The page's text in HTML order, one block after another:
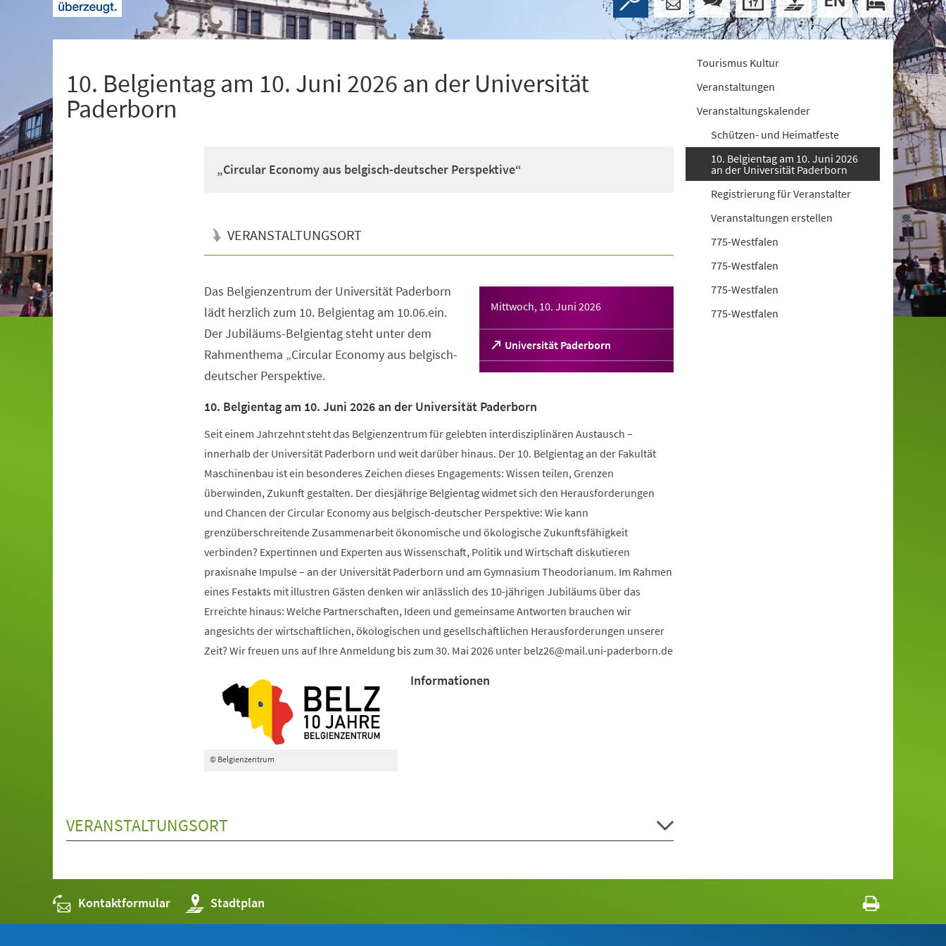
10. Belgientag am 10. Juni 2026 an der Universität
Paderborn
„Circular Economy aus belgisch-deutscher Perspektive“
VERANSTALTUNGSORT
Mittwoch, 10. Juni 2026
Universität Paderborn
(Öffnet
in
einem
Tab)
Das Belgienzentrum der Universität Paderborn
lädt herzlich zum 10. Belgientag am 10.06.ein.
Der Jubiläums-Belgientag steht unter dem
Rahmenthema „Circular Economy aus belgisch-
deutscher Perspektive.
10. Belgientag am 10. Juni 2026 an der Universität Paderborn
Seit einem Jahrzehnt steht das Belgienzentrum für gelebten interdisziplinären Austausch –
innerhalb der Universität Paderborn und weit darüber hinaus. Der 10. Belgientag an der Fakultät
Maschinenbau ist ein besonderes Zeichen dieses Engagements: Wissen teilen, Grenzen
überwinden, Zukunft gestalten. Der diesjährige Belgientag widmet sich den Herausforderungen
und Chancen der Circular Economy aus belgisch-deutscher Perspektive: Wie kann
grenzüberschreitende Zusammenarbeit ökonomische und ökologische Zukunftsfähigkeit
verbinden? Expertinnen und Experten aus Wissenschaft, Politik und Wirtschaft diskutieren
praxisnahe Impulse – an der Universität Paderborn und am Gymnasium Theodorianum. Im Rahmen
eines Festakts mit illustren Gästen denken wir anlässlich des 10-jährigen Jubiläums über das
Erreichte hinaus: Welche Partnerschaften, Ideen und gemeinsame Antworten brauchen wir
angesichts der wirtschaftlichen, ökologischen und gesellschaftlichen Herausforderungen unserer
Zeit? Wir freuen uns auf Ihre Anmeldung bis zum 30. Mai 2026 unter belz26 mail.uni-paderborn de
© Belgienzentrum
Informationen
VERANSTALTUNGSORT
Tourismus Kultur
Veranstaltungen
Veranstaltungskalender
Schützen- und Heimatfeste
10. Belgientag am 10. Juni 2026
an der Universität Paderborn
Registrierung für Veranstalter
Veranstaltungen erstellen
775-Westfalen
775-Westfalen
775-Westfalen
775-Westfalen
Kontaktformular Stadtplan
(Öffnet
in
einem